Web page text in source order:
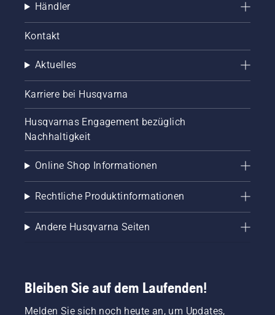
Händler
Kontakt
Aktuelles
Karriere bei Husqvarna
Husqvarnas Engagement bezüglich
Nachhaltigkeit
Online Shop Informationen
Rechtliche Produktinformationen
Andere Husqvarna Seiten
Bleiben Sie auf dem Laufenden!
Melden Sie sich noch heute an, um Updates,